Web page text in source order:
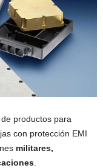
productos para
con protección EMI
militares,